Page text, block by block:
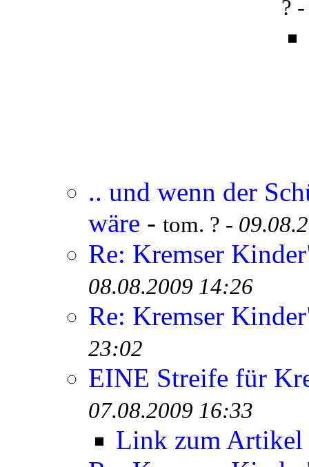
?
.. und wenn der
wäre - tom. ? -
Re: Kremser
08.08.2009 14:26
Re: Kremser
23:02
EINE Streife für
07.08.2009 16:33
Link zum Artikel